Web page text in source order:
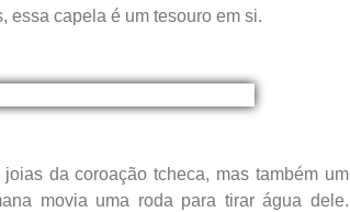
essa capela é um tesouro em si.
da coroação tcheca, mas também um
movia uma roda para tirar água dele.